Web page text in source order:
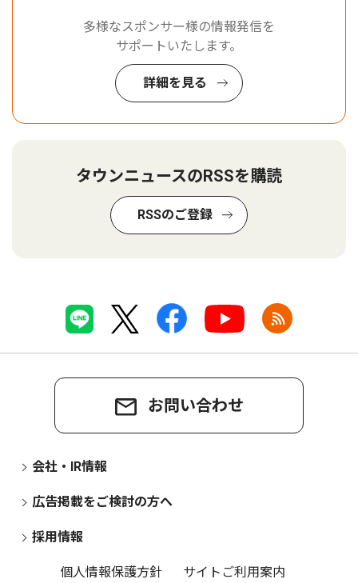
多様なスポンサー様の情報発信を
サポートいたします。
詳細を見る
タウンニュースのRSSを購読
RSSのご登録
お問い合わせ
会社・IR情報
広告掲載をご検討の方へ
採用情報
個人情報保護方針
サイトご利用案内